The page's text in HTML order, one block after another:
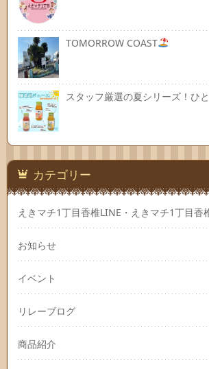
TOMORROW COAST
スタッフ厳選の夏シリーズ！ひ
カテゴリー
えきマチ1丁目香椎LINE・えきマチ1丁目
お知らせ
イベント
リレーブログ
商品紹介